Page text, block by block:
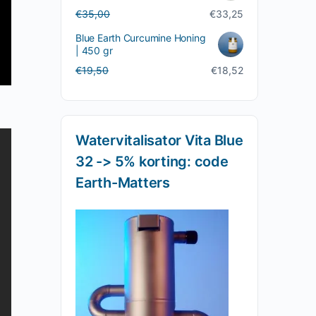
€35,00Oorspronkelijke
was:
€35,00.
€33,25
Huidige
is:
€33,25.
Blue Earth Curcumine Honing
| 450 gr
€19,50Oorspronkelijke
€18,52
Huidige
Watervitalisator Vita Blue
32 -> 5% korting: code
Earth-Matters